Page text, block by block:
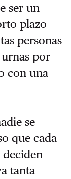
ser un
plazo
personas
por
con una
se
que cada
tanta